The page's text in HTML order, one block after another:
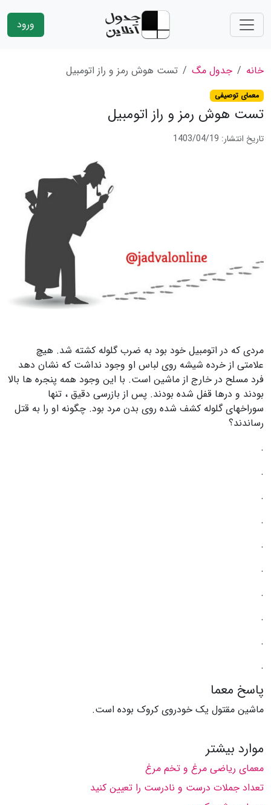
ورود
خانه جدول مگ تست هوش رمز و راز اتومبیل
معمای توصیفی
تست هوش رمز و راز اتومبیل
تاریخ انتشار: 1403/04/19
مردی که در اتومبیل خود بود به ضرب گلوله کشته شد. هیچ
علامتی از خرده شیشه روی لباس او وجود نداشت که نشان دهد
فرد مسلح در خارج از ماشین است. با این وجود همه پنجره ها بالا
بودند و درها قفل شده بودند. پس از بازرسی دقیق ، تنها
سوراخهای گلوله کشف شده روی بدن مرد بود. چگونه او را به قتل
رساندند؟
.
.
.
.
.
.
.
.
.
.
پاسخ معما
ماشین مقتول یک خودروی کروک بوده است.
موارد بیشتر
معمای ریاضی مرغ و تخم مرغ
تعداد جملات درست و نادرست را تعیین کنید